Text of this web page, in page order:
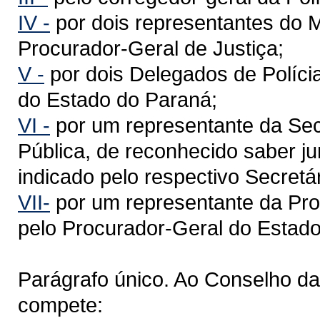
IV - por dois representantes do
Procurador-Geral de Justiça;
V - por dois Delegados de
do Estado do Paraná;
VI - por um representante da
Pública, de reconhecido saber
indicado pelo respectivo
VII- por um representante da
pelo Procurador-Geral do
Parágrafo único. Ao Conselho
compete: